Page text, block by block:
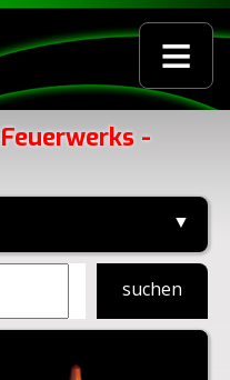
≡
Feuerwerks -
▼
suchen